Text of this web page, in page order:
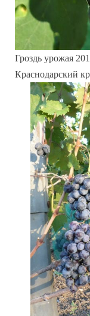
Гроздь урожая
Краснодарский